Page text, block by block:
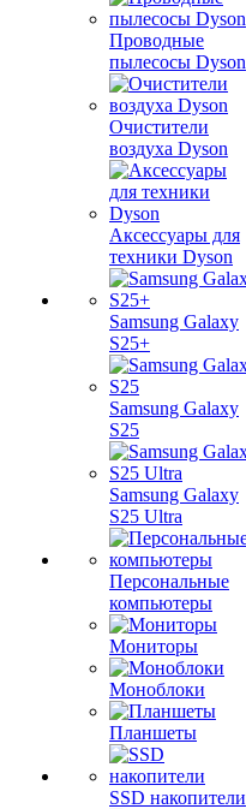
Проводные
пылесосы Dyson
Очистители
воздуха Dyson
Аксессуары для
техники Dyson
Samsung Galaxy
S25+
Samsung Galaxy
S25
Samsung Galaxy
S25 Ultra
Персональные
компьютеры
Мониторы
Моноблоки
Планшеты
SSD накопители